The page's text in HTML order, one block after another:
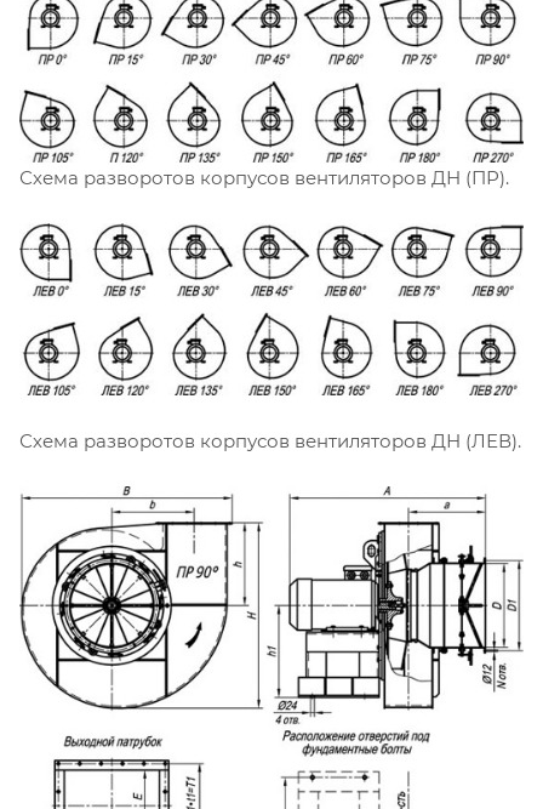
Схема разворотов корпусов вентиляторов ДН (ПР).
Схема разворотов корпусов вентиляторов ДН (ЛЕВ).